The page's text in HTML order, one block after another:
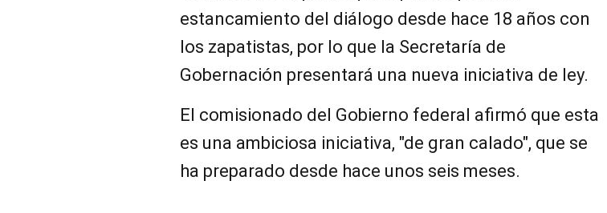
estancamiento del diálogo desde hace 18 años con
los zapatistas, por lo que la Secretaría de
Gobernación presentará una nueva iniciativa de ley.
El comisionado del Gobierno federal afirmó que esta
es una ambiciosa iniciativa, "de gran calado", que se
ha preparado desde hace unos seis meses.